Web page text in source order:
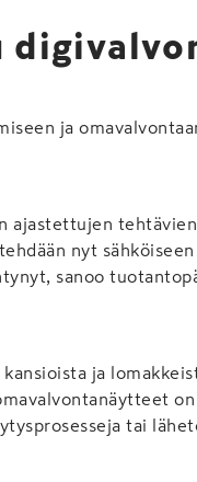
ja
ajastettujen
nyt
sanoo
ja
tai